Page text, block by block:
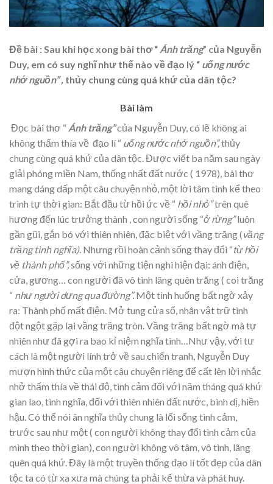
Đề bài : Sau khi học xong bài thơ “ Ánh trăng” của Nguyễn
Duy, em có suy nghĩ như thế nào về đạo lý “ uống nước
nhớ nguồn” , thủy chung cùng quá khứ của dân tộc?
Bài làm
Đọc bài thơ “ Ánh trăng”của Nguyễn Duy, có lẽ không ai
không thấm thía về đạo lí “ uống nước nhớ nguồn”,thủy
chung cùng quá khứ của dân tộc. Được viết ba năm sau ngày
giải phóng miền Nam, thống nhất đất nước ( 1978), bài thơ
mang dáng dấp một câu chuyện nhỏ, một lời tâm tình kể theo
trình tự thời gian: Bắt đầu từ hồi ức về “ hồi nhỏ”trên quê
hương đến lúc trưởng thành , con người sống “ởrừng”luôn
gần gũi, gắn bó với thiên nhiên, đặc biệt với vầng trăng (vầng
trăng tình nghĩa). Nhưng rồi hoàn cảnh sống thay đổi “từ hồi
về thành phố”,sống với những tiện nghi hiện đại: ánh điện,
cửa, gương… con người đã vô tình lãng quên trăng ( coi trăng
“ như người dưng qua đường”.Một tình huống bất ngờ xảy
ra: Thành phố mất điện. Mở tung cửa sổ, nhân vật trữ tình
đột ngột gặp lại vầng trăng tròn. Vầng trăng bất ngờ mà tự
nhiên như đã gợi ra bao kỉ niệm nghĩa tình…Như vậy, với tư
cách là một người lính trở về sau chiến tranh, Nguyễn Duy
mượn hình thức của một câu chuyện riêng để cất lên lời nhắc
nhở thấm thía về thái độ, tình cảm đối với năm tháng quá khứ
gian lao, tình nghĩa, đối với thiên nhiên đất nước, bình dị, hiền
hậu. Có thể nói ân nghĩa thủy chung là lối sống tình cảm,
trước sau như một ( con người không thay đổi tình cảm của
mình theo thời gian), con người không vô tâm, vô tình, lãng
quên quá khứ. Đây là một truyền thống đạo lí tốt đẹp của dân
tộc ta có từ xa xưa mà chúng ta phải kế thừa và phát huy.